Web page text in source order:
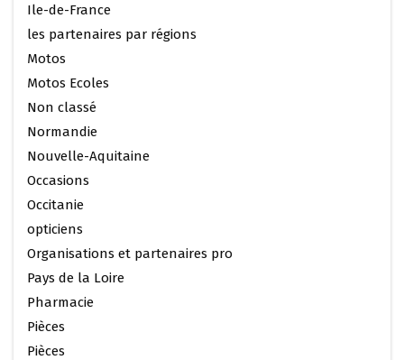
Ile-de-France
les partenaires par régions
Motos
Motos Ecoles
Non classé
Normandie
Nouvelle-Aquitaine
Occasions
Occitanie
opticiens
Organisations et partenaires pro
Pays de la Loire
Pharmacie
Pièces
Pièces